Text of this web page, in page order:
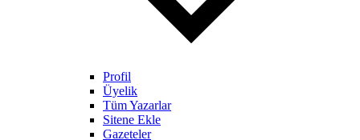
Profil
Üyelik
Tüm Yazarlar
Sitene Ekle
Gazeteler